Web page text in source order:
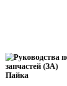
Пайка